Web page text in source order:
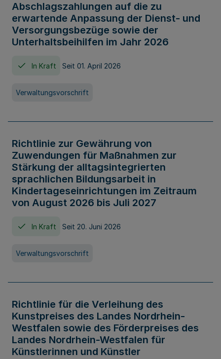
Abschlagszahlungen auf die zu
erwartende Anpassung der Dienst- und
Versorgungsbezüge sowie der
Unterhaltsbeihilfen im Jahr 2026
In Kraft Seit 01. April 2026
Verwaltungsvorschrift
Richtlinie zur Gewährung von
Zuwendungen für Maßnahmen zur
Stärkung der alltagsintegrierten
sprachlichen Bildungsarbeit in
Kindertageseinrichtungen im Zeitraum
von August 2026 bis Juli 2027
In Kraft Seit 20. Juni 2026
Verwaltungsvorschrift
Richtlinie für die Verleihung des
Kunstpreises des Landes Nordrhein-
Westfalen sowie des Förderpreises des
Landes Nordrhein-Westfalen für
Künstlerinnen und Künstler